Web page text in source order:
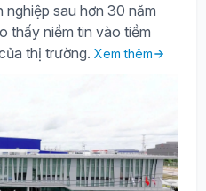
sau hơn 30 năm
thấy niềm tin vào tiềm
thị trường. Xem thêm